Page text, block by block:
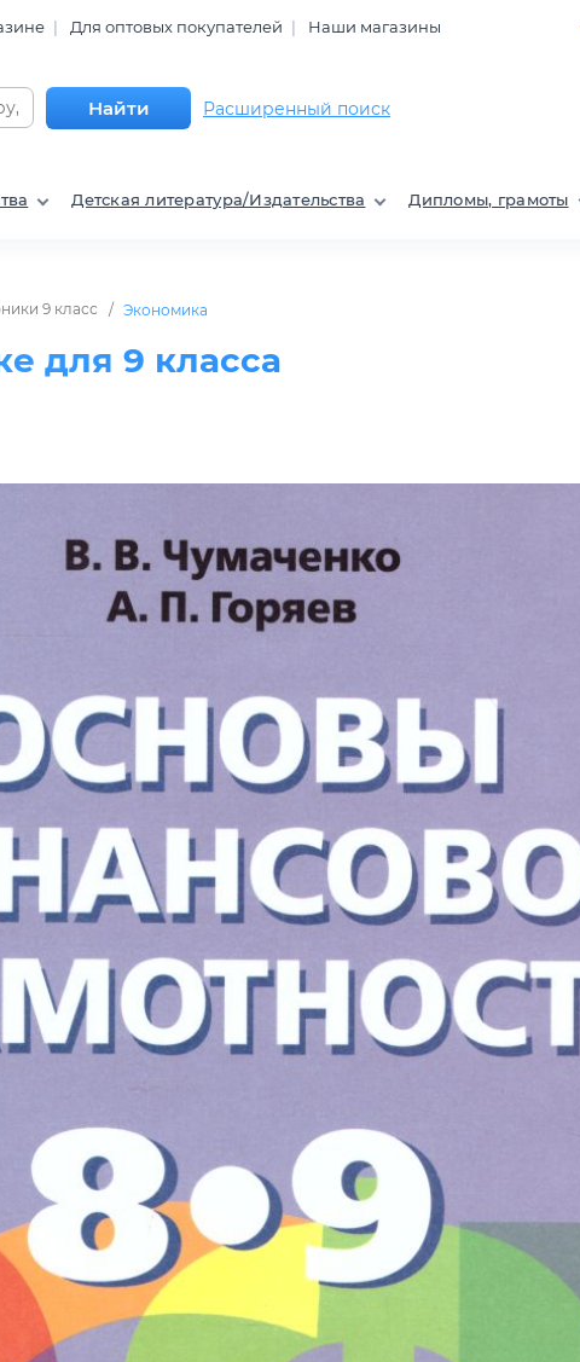
Для оптовых покупателей Наши магазины
Найти Расширенный поиск
Детская литература/Издательства Дипломы, грамоты
9 класс Экономика
для 9 класса